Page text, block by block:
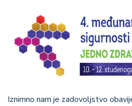
Iznimno nam je zadovoljstvo